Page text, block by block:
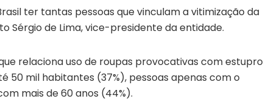
ter tantas pessoas que vinculam a vitimização da
Sérgio de Lima, vice-presidente da entidade.
relaciona uso de roupas provocativas com estupro
50 mil habitantes (37%), pessoas apenas com o
mais de 60 anos (44%).